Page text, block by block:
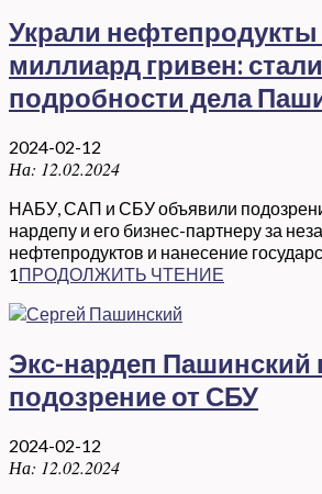
Украли нефтепродукты
миллиард гривен:
подробности дела
2024-02-12
На: 12.02.2024
НАБУ, САП и СБУ объявили
нардепу и его бизнес-партнеру за
нефтепродуктов и нанесение
1ПРОДОЛЖИТЬ ЧТЕНИЕ
Экс-нардеп Пашинский
подозрение от СБУ
2024-02-12
На: 12.02.2024